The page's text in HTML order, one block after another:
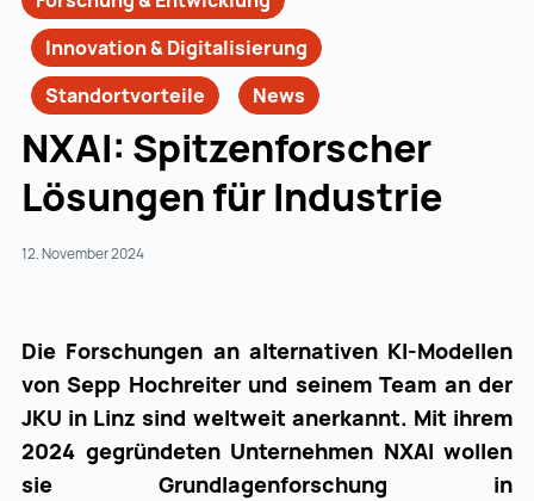
Innovation & Digitalisierung
Standortvorteile
News
NXAI: Spitzenforscher
Lösungen für Industrie
12. November 2024
Die Forschungen an alternativen KI-Modellen
von Sepp Hochreiter und seinem Team an der
JKU in Linz sind weltweit anerkannt. Mit ihrem
2024 gegründeten Unternehmen NXAI wollen
sie Grundlagenforschung in